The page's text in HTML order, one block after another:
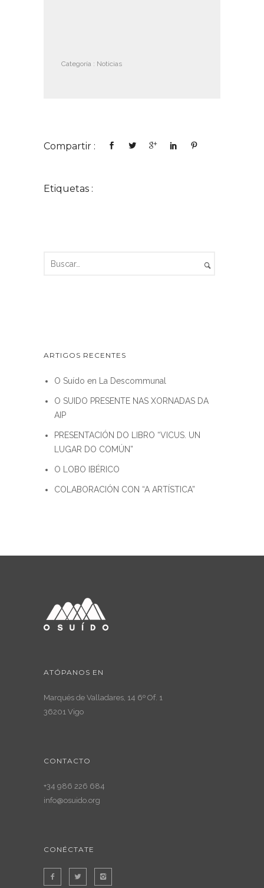
Categoría : Noticias
Compartir :
Etiquetas :
ARTIGOS RECENTES
O Suído en La Descommunal
O SUIDO PRESENTE NAS XORNADAS DA
AIP
PRESENTACIÓN DO LIBRO “VICUS. UN
LUGAR DO COMÚN”
O LOBO IBÉRICO
COLABORACIÓN CON “A ARTÍSTICA”
ATÓPANOS EN
Marqués de Valladares, 14 6º Of. 1
36201 Vigo
CONTACTO
+34 986 226 684
info@osuido.org
CONÉCTATE